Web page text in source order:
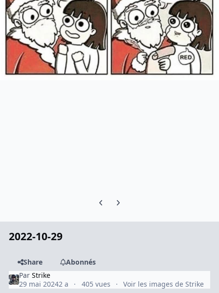
Previous carousel slide
Next carousel slide
2022-10-29
Share
Abonnés
ParStrike
29 mai 20242 a 405 vues Voir les images de Strike